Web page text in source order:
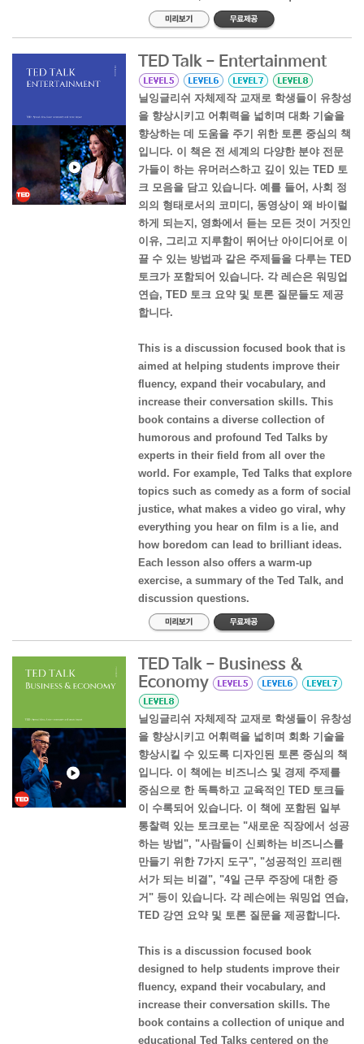
TED Talk - Entertainment
닐잉글리쉬 자체제작 교재로 학생들이 유창성
을 향상시키고 어휘력을 넓히며 대화 기술을
향상하는 데 도움을 주기 위한 토론 중심의 책
입니다. 이 책은 전 세계의 다양한 분야 전문
가들이 하는 유머러스하고 깊이 있는 TED 토
크 모음을 담고 있습니다. 예를 들어, 사회 정
의의 형태로서의 코미디, 동영상이 왜 바이럴
하게 되는지, 영화에서 듣는 모든 것이 거짓인
이유, 그리고 지루함이 뛰어난 아이디어로 이
끌 수 있는 방법과 같은 주제들을 다루는 TED
토크가 포함되어 있습니다. 각 레슨은 워밍업
연습, TED 토크 요약 및 토론 질문들도 제공
합니다.
This is a discussion focused book that is
aimed at helping students improve their
fluency, expand their vocabulary, and
increase their conversation skills. This
book contains a diverse collection of
humorous and profound Ted Talks by
experts in their field from all over the
world. For example, Ted Talks that explore
topics such as comedy as a form of social
justice, what makes a video go viral, why
everything you hear on film is a lie, and
how boredom can lead to brilliant ideas.
Each lesson also offers a warm-up
exercise, a summary of the Ted Talk, and
discussion questions.
TED Talk - Business &
Economy
닐잉글리쉬 자체제작 교재로 학생들이 유창성
을 향상시키고 어휘력을 넓히며 회화 기술을
향상시킬 수 있도록 디자인된 토론 중심의 책
입니다. 이 책에는 비즈니스 및 경제 주제를
중심으로 한 독특하고 교육적인 TED 토크들
이 수록되어 있습니다. 이 책에 포함된 일부
통찰력 있는 토크로는 "새로운 직장에서 성공
하는 방법", "사람들이 신뢰하는 비즈니스를
만들기 위한 7가지 도구", "성공적인 프리랜
서가 되는 비결", "4일 근무 주장에 대한 증
거" 등이 있습니다. 각 레슨에는 워밍업 연습,
TED 강연 요약 및 토론 질문을 제공합니다.
This is a discussion focused book
designed to help students improve their
fluency, expand their vocabulary, and
increase their conversation skills. The
book contains a collection of unique and
educational Ted Talks centered on the